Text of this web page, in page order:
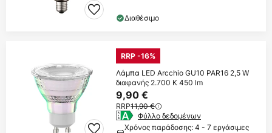
Διαθέσιμο
RRP -16%
Λάμπα LED Arcchio GU10 PAR16 2,5 W
διαφανής 2.700 K 450 lm
9,90 €
RRP11,90 €
Φύλλο δεδομένων
Χρόνος παράδοσης: 4 - 7 εργάσιμες